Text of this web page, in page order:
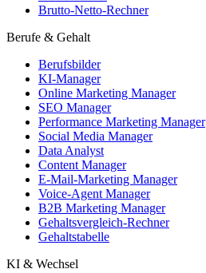
Brutto-Netto-Rechner
Berufe & Gehalt
Berufsbilder
KI-Manager
Online Marketing Manager
SEO Manager
Performance Marketing Manager
Social Media Manager
Data Analyst
Content Manager
E-Mail-Marketing Manager
Voice-Agent Manager
B2B Marketing Manager
Gehaltsvergleich-Rechner
Gehaltstabelle
KI & Wechsel